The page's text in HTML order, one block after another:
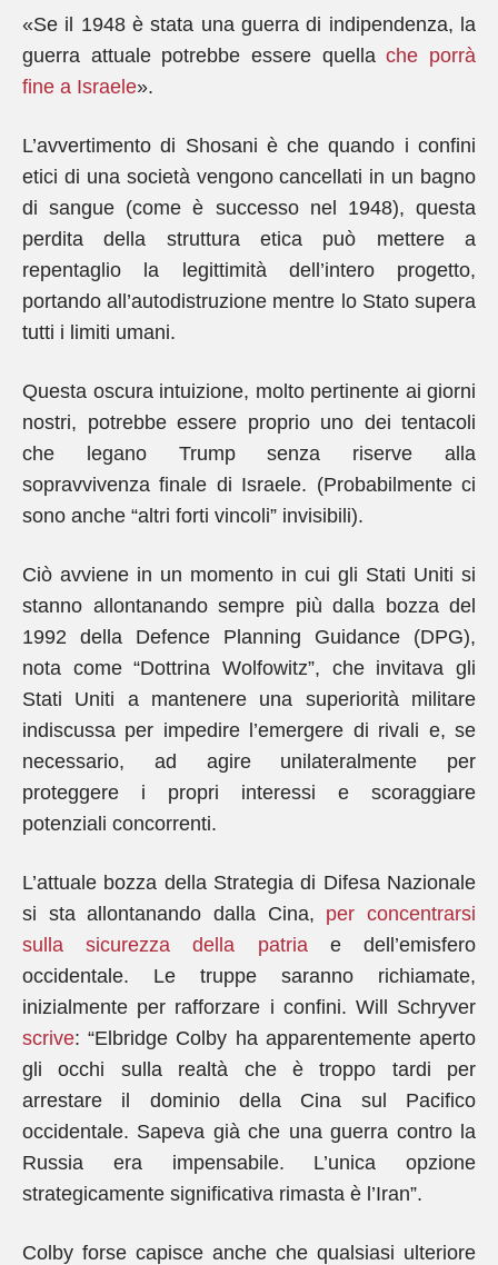
«Se il 1948 è stata una guerra di indipendenza, la
guerra attuale potrebbe essere quellache porrà
fine a Israele».
L’avvertimento di Shosani è che quando i confini
etici di una società vengono cancellati in un bagno
di sangue (come è successo nel 1948), questa
perdita della struttura etica può mettere a
repentaglio la legittimità dell’intero progetto,
portando all’autodistruzione mentre lo Stato supera
tutti i limiti umani.
Questa oscura intuizione, molto pertinente ai giorni
nostri, potrebbe essere proprio uno dei tentacoli
che legano Trump senza riserve alla
sopravvivenza finale di Israele. (Probabilmente ci
sono anche “altri forti vincoli” invisibili).
Ciò avviene in un momento in cui gli Stati Uniti si
stanno allontanando sempre più dalla bozza del
1992 della Defence Planning Guidance (DPG),
nota come “Dottrina Wolfowitz”, che invitava gli
Stati Uniti a mantenere una superiorità militare
indiscussa per impedire l’emergere di rivali e, se
necessario, ad agire unilateralmente per
proteggere i propri interessi e scoraggiare
potenziali concorrenti.
L’attuale bozza della Strategia di Difesa Nazionale
si sta allontanando dalla Cina, per concentrarsi
sulla sicurezza della patriae dell’emisfero
occidentale. Le truppe saranno richiamate,
inizialmente per rafforzare i confini. Will Schryver
scrive: “Elbridge Colby ha apparentemente aperto
gli occhi sulla realtà che è troppo tardi per
arrestare il dominio della Cina sul Pacifico
occidentale. Sapeva già che una guerra contro la
Russia era impensabile. L’unica opzione
strategicamente significativa rimasta è l’Iran”.
Colby forse capisce anche che qualsiasi ulteriore